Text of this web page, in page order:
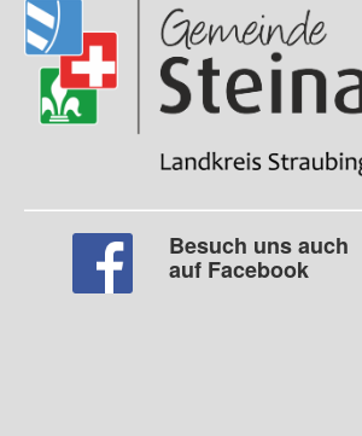
Besuch uns auch
auf Facebook